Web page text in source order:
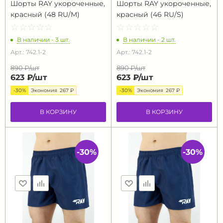
Шорты RAY укороченные,
красный (48 RU/M)
☆ ☆ ☆ ☆ ☆
★ ★ ★ ★ ★
В наличии - 3 шт.
Арт.: 742.1-2
890 ₽/шт
623 ₽/шт
-30% Экономия 267 ₽
В КОРЗИНУ
Шорты RAY укороченные,
красный (46 RU/S)
☆ ☆ ☆ ☆ ☆
★ ★ ★ ★ ★
В наличии - 2 шт.
Арт.: 742.1-2
890 ₽/шт
623 ₽/шт
-30% Экономия 267 ₽
В КОРЗИНУ
-30% -30%